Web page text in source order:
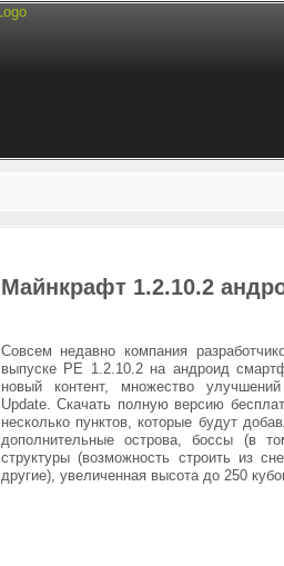
Майнкрафт 1.2.10.2
Совсем недавно компания
выпуске PE 1.2.10.2 на андроид
новый контент, множество
Update. Скачать полную версию
несколько пунктов, которые будут
дополнительные острова, боссы (в
структуры (возможность строить из
другие), увеличенная высота до 250